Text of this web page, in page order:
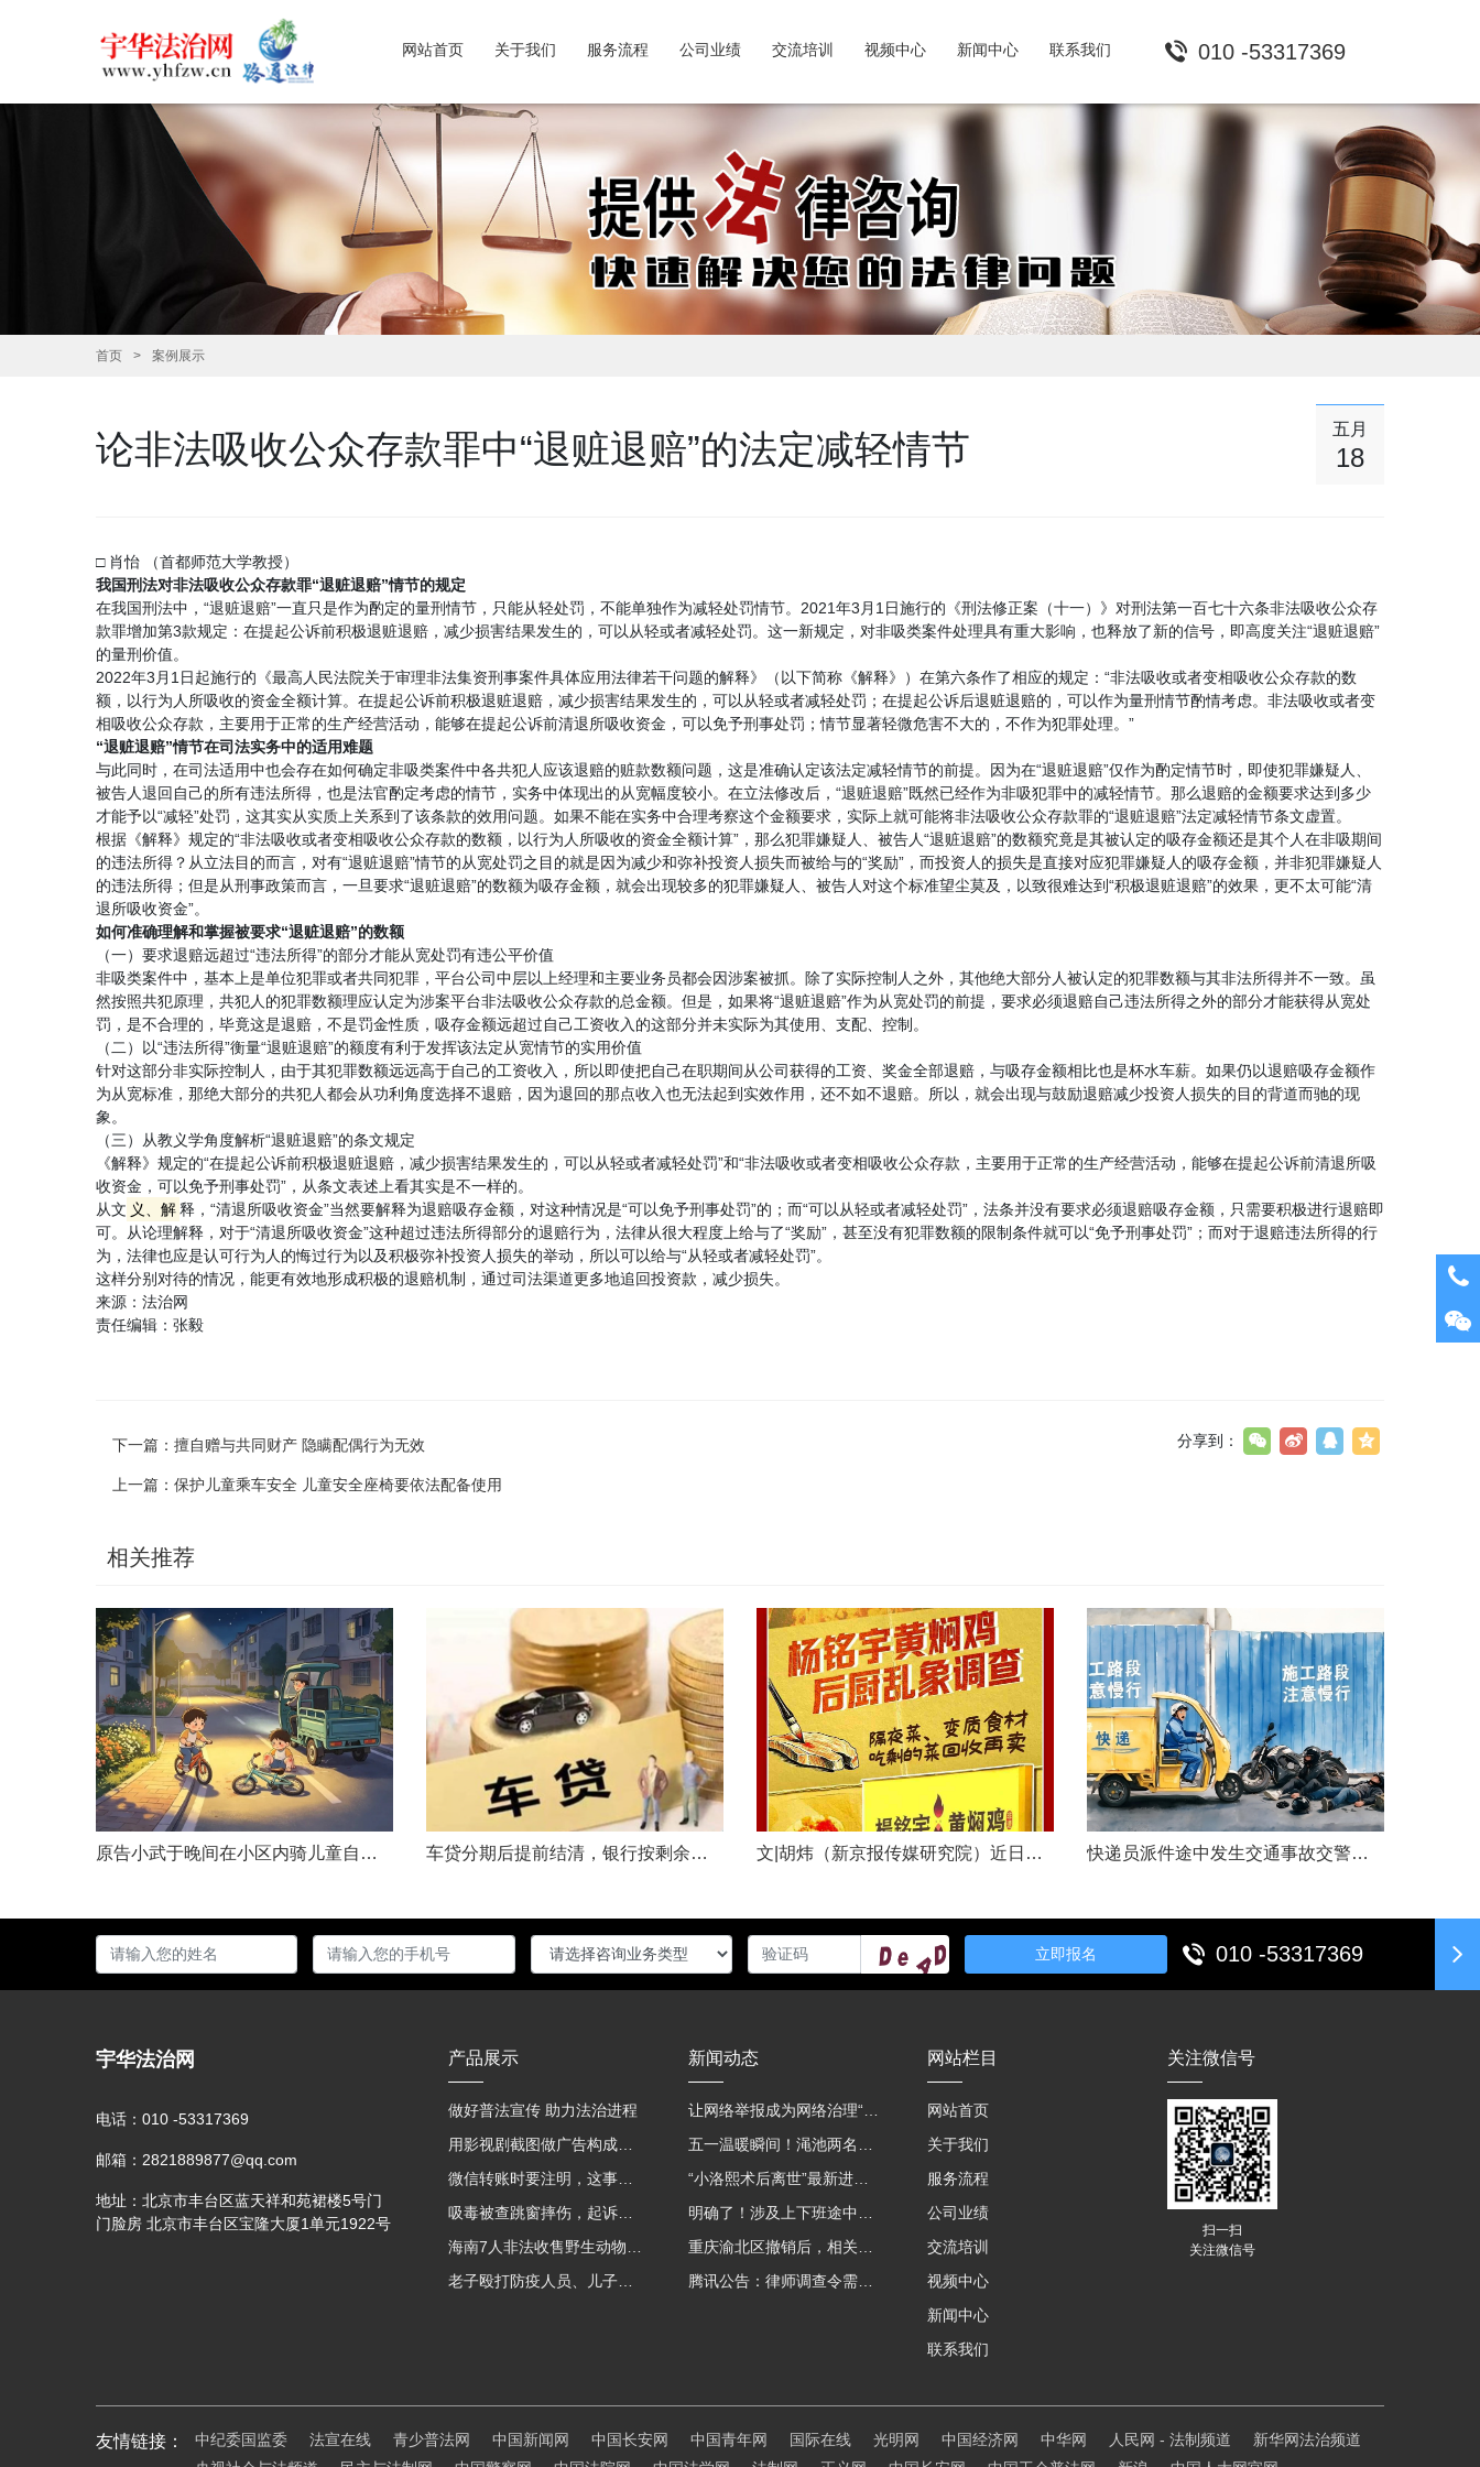
网站首页 关于我们 服务流程 公司业绩 交流培训 视频中心 新闻中心 联系我们 010 -53317369
首页 案例展示
论非法吸收公众存款罪中“退赃退赔”的法定减轻情节 五月
18
□ 肖怡 （首都师范大学教授）
我国刑法对非法吸收公众存款罪“退赃退赔”情节的规定
在我国刑法中，“退赃退赔”一直只是作为酌定的量刑情节，只能从轻处罚，不能单独作为减轻处罚情节。2021年3月1日施行的《刑法修正案（十一）》对刑法第一百七十六条非法吸收公众存
款罪增加第3款规定：在提起公诉前积极退赃退赔，减少损害结果发生的，可以从轻或者减轻处罚。这一新规定，对非吸类案件处理具有重大影响，也释放了新的信号，即高度关注“退赃退赔”
的量刑价值。
2022年3月1日起施行的《最高人民法院关于审理非法集资刑事案件具体应用法律若干问题的解释》（以下简称《解释》）在第六条作了相应的规定：“非法吸收或者变相吸收公众存款的数
额，以行为人所吸收的资金全额计算。在提起公诉前积极退赃退赔，减少损害结果发生的，可以从轻或者减轻处罚；在提起公诉后退赃退赔的，可以作为量刑情节酌情考虑。非法吸收或者变
相吸收公众存款，主要用于正常的生产经营活动，能够在提起公诉前清退所吸收资金，可以免予刑事处罚；情节显著轻微危害不大的，不作为犯罪处理。”
“退赃退赔”情节在司法实务中的适用难题
与此同时，在司法适用中也会存在如何确定非吸类案件中各共犯人应该退赔的赃款数额问题，这是准确认定该法定减轻情节的前提。因为在“退赃退赔”仅作为酌定情节时，即使犯罪嫌疑人、
被告人退回自己的所有违法所得，也是法官酌定考虑的情节，实务中体现出的从宽幅度较小。在立法修改后，“退赃退赔”既然已经作为非吸犯罪中的减轻情节。那么退赔的金额要求达到多少
才能予以“减轻”处罚，这其实从实质上关系到了该条款的效用问题。如果不能在实务中合理考察这个金额要求，实际上就可能将非法吸收公众存款罪的“退赃退赔”法定减轻情节条文虚置。
根据《解释》规定的“非法吸收或者变相吸收公众存款的数额，以行为人所吸收的资金全额计算”，那么犯罪嫌疑人、被告人“退赃退赔”的数额究竟是其被认定的吸存金额还是其个人在非吸期间
的违法所得？从立法目的而言，对有“退赃退赔”情节的从宽处罚之目的就是因为减少和弥补投资人损失而被给与的“奖励”，而投资人的损失是直接对应犯罪嫌疑人的吸存金额，并非犯罪嫌疑人
的违法所得；但是从刑事政策而言，一旦要求“退赃退赔”的数额为吸存金额，就会出现较多的犯罪嫌疑人、被告人对这个标准望尘莫及，以致很难达到“积极退赃退赔”的效果，更不太可能“清
退所吸收资金”。
如何准确理解和掌握被要求“退赃退赔”的数额
（一）要求退赔远超过“违法所得”的部分才能从宽处罚有违公平价值
非吸类案件中，基本上是单位犯罪或者共同犯罪，平台公司中层以上经理和主要业务员都会因涉案被抓。除了实际控制人之外，其他绝大部分人被认定的犯罪数额与其非法所得并不一致。虽
然按照共犯原理，共犯人的犯罪数额理应认定为涉案平台非法吸收公众存款的总金额。但是，如果将“退赃退赔”作为从宽处罚的前提，要求必须退赔自己违法所得之外的部分才能获得从宽处
罚，是不合理的，毕竟这是退赔，不是罚金性质，吸存金额远超过自己工资收入的这部分并未实际为其使用、支配、控制。
（二）以“违法所得”衡量“退赃退赔”的额度有利于发挥该法定从宽情节的实用价值
针对这部分非实际控制人，由于其犯罪数额远远高于自己的工资收入，所以即使把自己在职期间从公司获得的工资、奖金全部退赔，与吸存金额相比也是杯水车薪。如果仍以退赔吸存金额作
为从宽标准，那绝大部分的共犯人都会从功利角度选择不退赔，因为退回的那点收入也无法起到实效作用，还不如不退赔。所以，就会出现与鼓励退赔减少投资人损失的目的背道而驰的现
象。
（三）从教义学角度解析“退赃退赔”的条文规定
《解释》规定的“在提起公诉前积极退赃退赔，减少损害结果发生的，可以从轻或者减轻处罚”和“非法吸收或者变相吸收公众存款，主要用于正常的生产经营活动，能够在提起公诉前清退所吸
收资金，可以免予刑事处罚”，从条文表述上看其实是不一样的。
从文 义、解 释，“清退所吸收资金”当然要解释为退赔吸存金额，对这种情况是“可以免予刑事处罚”的；而“可以从轻或者减轻处罚”，法条并没有要求必须退赔吸存金额，只需要积极进行退赔即
可。从论理解释，对于“清退所吸收资金”这种超过违法所得部分的退赔行为，法律从很大程度上给与了“奖励”，甚至没有犯罪数额的限制条件就可以“免予刑事处罚”；而对于退赔违法所得的行
为，法律也应是认可行为人的悔过行为以及积极弥补投资人损失的举动，所以可以给与“从轻或者减轻处罚”。
这样分别对待的情况，能更有效地形成积极的退赔机制，通过司法渠道更多地追回投资款，减少损失。
来源：法治网
责任编辑：张毅
分享到：
下一篇： 擅自赠与共同财产 隐瞒配偶行为无效
上一篇： 保护儿童乘车安全 儿童安全座椅要依法配备使用
相关推荐
原告小武于晚间在小区内骑儿童自行车与被告常某驾驶的电动三轮车发生碰撞，致使小武受伤且自行车损坏。事发后，小武及其法定代理人与被告多次协商未果，遂诉至法院请求得到赔偿。菏泽经济开发区人民法院经审理后认为，被告常某驾驶电动三轮车，与骑儿童自行车的小武在小区内主干道发生碰撞一案事实清楚。小武作为一名年仅7岁的未成年人，骑儿童自行车由小道汇入主路时车速较快，致使在主路行驶的常某躲闪不及，并且事故发生时小武...... 车贷分期后提前结清，银行按剩余未摊本金9%收取违约金，借款人以条款无效、标准过高诉至法院，能否得到支持？近日，株洲市天元区法院审理了这起案件。（图源网络 侵删）基本案情2025年2月4日，李四（化名）与某银行分行签订汽车分期借款合同，约定借款46万元、分期60期偿还，按等本等息方式还款；合同明确提前还款违约金按剩余未摊本金9%收取，提前还款申请无法撤销，正常还款满24期提前还款可免收违约金。相关条...... 文|胡炜（新京报传媒研究院）近日，《经济参考报》的一篇关于婴幼儿纸尿裤的调查报道引爆舆论。涉事品牌、检测机构、行业协会先后发声，各方说法相互矛盾，公众焦虑情绪持续发酵。当事件陷入“罗生门”时，有一种声音悄然流传：媒体盯着问题不放，是在刻意挑刺，就是“找茬”。真是这样吗？中国行业报协会于6月23日公开发声，明确支持《经济参考报》的舆论监督行为，并呼吁社会各界支持媒体监督，推动行业规范与治理升级。 0...... 快递员派件途中发生交通事故交警部门认定全责公司赔付93万余元后一纸诉状向快递员全额追偿交通事故全责是否等同于法律上的重大过失用人单位赔付后能否向员工追偿基本案情快递员张某与某服务外包有限公司存在劳动关系。某日，张某派送快递途经施工路段，现场围挡占据大半道路，张某驾驶快递三轮车紧贴施工围挡行驶，在行驶过程中与对向驾驶二轮摩托车的罗某发生碰撞引发事故，致罗某、卢某受伤及车辆受损，卢某伤情严重。交警部门......
立即报名 010 -53317369
宇华法治网
电话： 010 -53317369
邮箱： 2821889877@qq.com
地址： 北京市丰台区蓝天祥和苑裙楼5号门
门脸房 北京市丰台区宝隆大厦1单元1922号
产品展示
做好普法宣传 助力法治进程
新闻动态
“小洛熙术后离世”最新进展：医疗事故鉴定已启动
腾讯公告：律师调查令需要写明法官手机号，2025年12月31日后施行
网站栏目
网站首页
关于我们
服务流程
公司业绩
交流培训
视频中心
新闻中心
联系我们
关注微信号
扫一扫
关注微信号
友情链接： 中纪委国监委 法宣在线 青少普法网 中国新闻网 中国长安网 中国青年网 国际在线 光明网 中国经济网 中华网 人民网 - 法制频道
新华网法治频道